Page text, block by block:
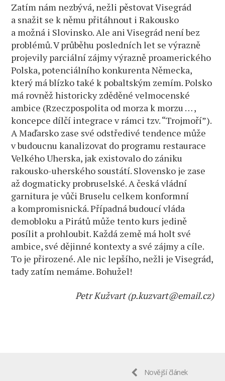
Zatím nám nezbývá, nežli pěstovat Visegrád
a snažit se k němu přitáhnout i Rakousko
a možná i Slovinsko. Ale ani Visegrád není bez
problémů. V průběhu posledních let se výrazně
projevily parciální zájmy výrazně proamerického
Polska, potenciálního konkurenta Německa,
který má blízko také k pobaltským zemím. Polsko
má rovněž historicky zděděné velmocenské
ambice (Rzeczpospolita od morza k morzu … ,
koncepce dílčí integrace v rámci tzv. “Trojmoří”).
A Maďarsko zase své odstředivé tendence může
v budoucnu kanalizovat do programu restaurace
Velkého Uherska, jak existovalo do zániku
rakousko-uherského soustátí. Slovensko je zase
až dogmaticky probruselské. A česká vládní
garnitura je vůči Bruselu celkem konformní
a kompromisnická. Případná budoucí vláda
demobloku a Pirátů může tento kurs jedině
posílit a prohloubit. Každá země má holt své
ambice, své dějinné kontexty a své zájmy a cíle.
To je přirozené. Ale nic lepšího, nežli je Visegrád,
tady zatím nemáme. Bohužel!
Petr Kužvart (p.kuzvart@email.cz)
Novější článek